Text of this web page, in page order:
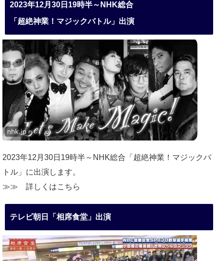
2023年12月30日19時半～NHK総合
「超絶神業！マジックバトル」出演
2023年12月30日19時半～NHK総合「超絶神業！マジックバ
トル」に出演します。
≫≫ 詳しくはこちら
テレビ朝日「相席食堂」出演